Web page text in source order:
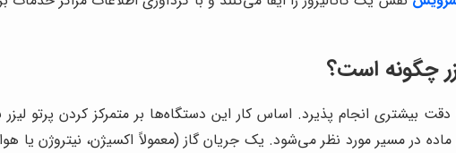
چگونه است؟
بیشتری انجام پذیرد. اساس کار این دستگاه‌ها بر متمرکز کردن پرتو لیزر
در مسیر مورد نظر می‌شود. یک جریان گاز (معمولاً اکسیژن، نیتروژن یا